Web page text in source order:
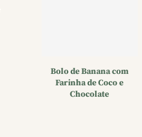
Bolo de Banana com
Farinha de Coco e
Chocolate